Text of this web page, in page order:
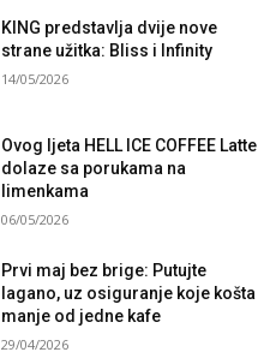
KING predstavlja dvije nove
strane užitka: Bliss i Infinity
14/05/2026
Ovog ljeta HELL ICE COFFEE Latte
dolaze sa porukama na
limenkama
06/05/2026
Prvi maj bez brige: Putujte
lagano, uz osiguranje koje košta
manje od jedne kafe
29/04/2026